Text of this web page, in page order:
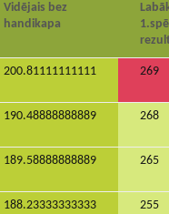
Vidējais bez
handikapa
200.81111111111 269
190.48888888889 268
189.58888888889 265
188.23333333333 255